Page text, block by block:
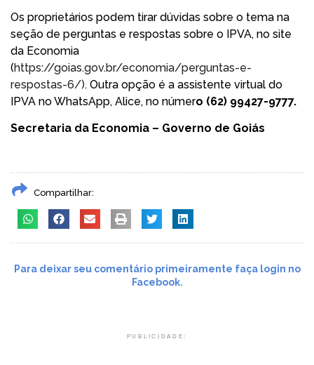
Os proprietários podem tirar dúvidas sobre o tema na
seção de perguntas e respostas sobre o IPVA, no site
da Economia
(https://goias.gov.br/economia/perguntas-e-
respostas-6/). Outra opção é a assistente virtual do
IPVA no WhatsApp, Alice, no número (62) 99427-9777.
Secretaria da Economia – Governo de Goiás
Compartilhar:
Para deixar seu comentário primeiramente faça login no
Facebook.
PUBLICIDADE: